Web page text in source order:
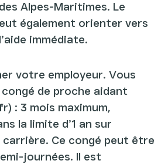
Alpes-Maritimes. Le
également orienter vers
immédiate.
votre employeur. Vous
de proche aidant
: 3 mois maximum,
la limite d’1 an sur
carrière. Ce congé peut être
journées. Il est